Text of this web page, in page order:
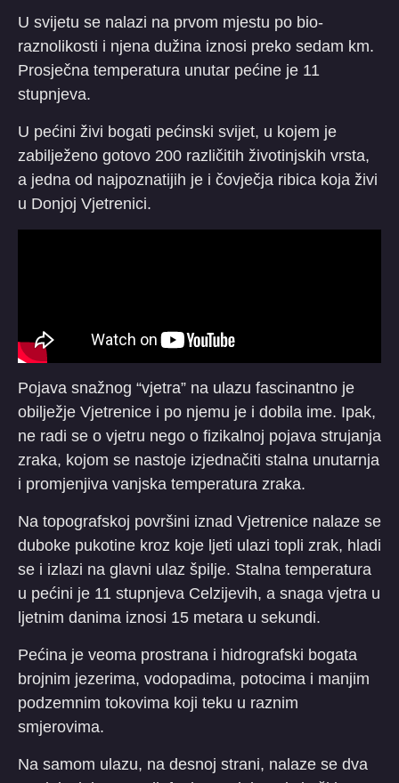
U svijetu se nalazi na prvom mjestu po bio-
raznolikosti i njena dužina iznosi preko sedam km.
Prosječna temperatura unutar pećine je 11
stupnjeva.
U pećini živi bogati pećinski svijet, u kojem je
zabilježeno gotovo 200 različitih životinjskih vrsta,
a jedna od najpoznatijih je i čovječja ribica koja živi
u Donjoj Vjetrenici.
Pojava snažnog “vjetra” na ulazu fascinantno je
obilježje Vjetrenice i po njemu je i dobila ime. Ipak,
ne radi se o vjetru nego o fizikalnoj pojava strujanja
zraka, kojom se nastoje izjednačiti stalna unutarnja
i promjenjiva vanjska temperatura zraka.
Na topografskoj površini iznad Vjetrenice nalaze se
duboke pukotine kroz koje ljeti ulazi topli zrak, hladi
se i izlazi na glavni ulaz špilje. Stalna temperatura
u pećini je 11 stupnjeva Celzijevih, a snaga vjetra u
ljetnim danima iznosi 15 metara u sekundi.
Pećina je veoma prostrana i hidrografski bogata
brojnim jezerima, vodopadima, potocima i manjim
podzemnim tokovima koji teku u raznim
smjerovima.
Na samom ulazu, na desnoj strani, nalaze se dva